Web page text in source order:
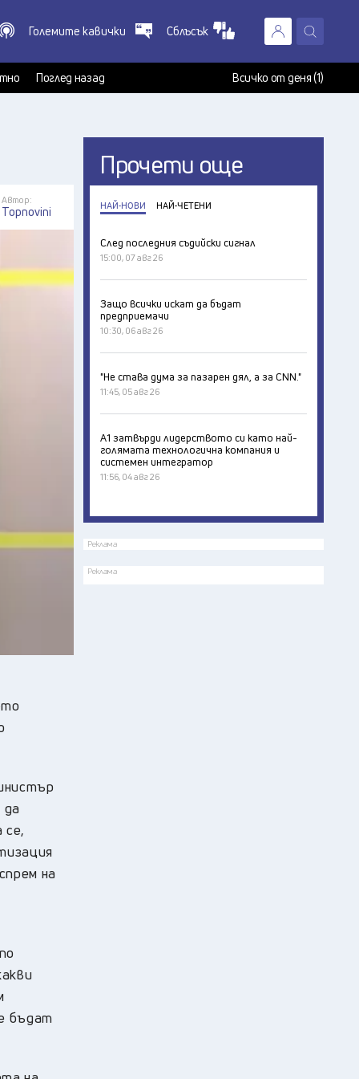
X
Големите кавички Сблъсък
Поглед назад Всичко от деня (1)
Автор:
Topnovini
се,
на
бъдат
Прочети още
НАЙ-НОВИ НАЙ-ЧЕТЕНИ
След последния съдийски сигнал
15:00, 07 авг 26
Защо всички искат да бъдат
предприемачи
10:30, 06 авг 26
"Не става дума за пазарен дял, а за CNN."
11:45, 05 авг 26
А1 затвърди лидерството си като най-
голямата технологична компания и
системен интегратор
11:56, 04 авг 26
Реклама
Реклама